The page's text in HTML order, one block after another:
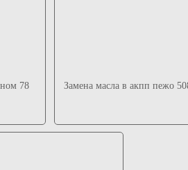
78 Замена масла в акпп пежо